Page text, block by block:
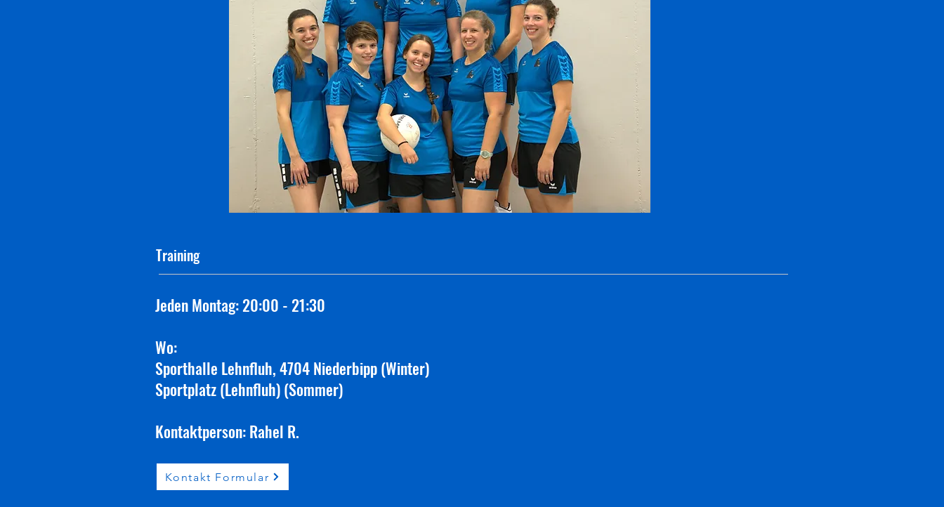
Training
Jeden Montag: 20:00 - 21:30
Wo:
Sporthalle Lehnfluh, 4704 Niederbipp (Winter)
Sportplatz (Lehnfluh) (Sommer)
Kontaktperson: Rahel R.
Kontakt Formular